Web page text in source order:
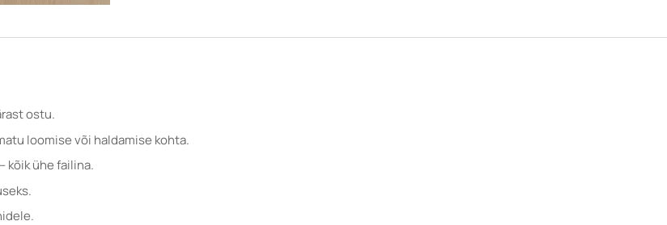
ostu.
loomise või haldamise kohta.
kõik ühe failina.